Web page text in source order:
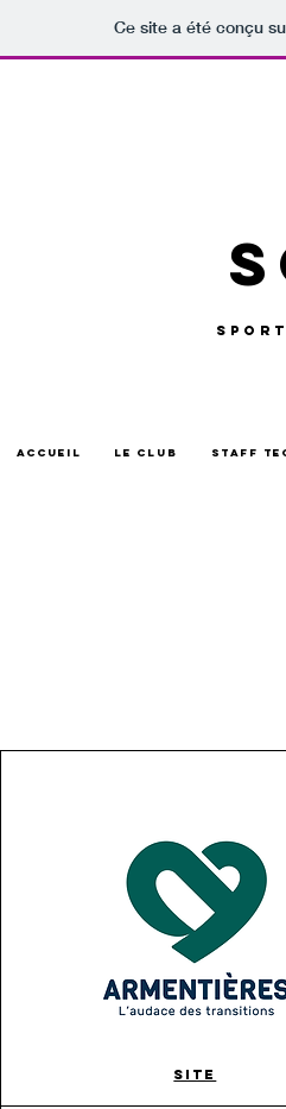
Ce site a été conçu
ACCUEIL LE CLUB STAFF
SITE
ACCUEIL LE CLUB STAFF